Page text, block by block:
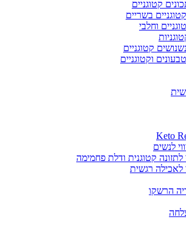
קטוגניים
בשריים
וחלבי
קטוגניים
וקטוגניים
לנשים
לתזונה קטוגנית ודלת פחמימה
לאכילה רגשית
הרשקו